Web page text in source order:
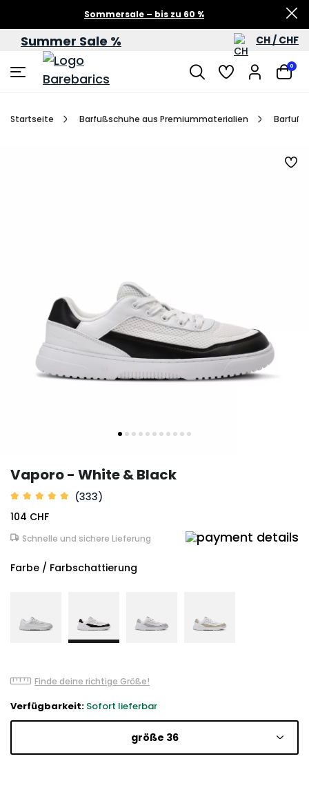
Sommersale – bis zu 60 %
Summer Sale % CH / CHF
0
Startseite Barfußschuhe aus Premiummaterialien
Vaporo - White & Black
(333)
104 CHF
Schnelle und sichere Lieferung
Farbe / Farbschattierung
Finde deine richtige Größe!
Verfügbarkeit: Sofort lieferbar
größe 36